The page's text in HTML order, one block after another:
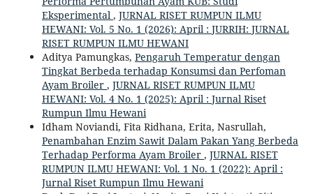
Eksperimental , JURNAL RISET RUMPUN ILMU
HEWANI: Vol. 5 No. 1 (2026): April : JURRIH: JURNAL
RISET RUMPUN ILMU HEWANI
Aditya Pamungkas, Pengaruh Temperatur dengan
Tingkat Berbeda terhadap Konsumsi dan Perfoman
Ayam Broiler , JURNAL RISET RUMPUN ILMU
HEWANI: Vol. 4 No. 1 (2025): April : Jurnal Riset
Rumpun Ilmu Hewani
Idham Noviandi, Fita Ridhana, Erita, Nasrullah,
Penambahan Enzim Sawit Dalam Pakan Yang Berbeda
Terhadap Performa Ayam Broiler , JURNAL RISET
RUMPUN ILMU HEWANI: Vol. 1 No. 1 (2022): April :
Jurnal Riset Rumpun Ilmu Hewani